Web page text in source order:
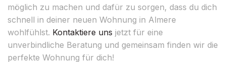
möglich zu machen und dafür zu sorgen, dass du dich
schnell in deiner neuen Wohnung in Almere
wohlfühlst. Kontaktiere uns jetzt für eine
unverbindliche Beratung und gemeinsam finden wir die
perfekte Wohnung für dich!